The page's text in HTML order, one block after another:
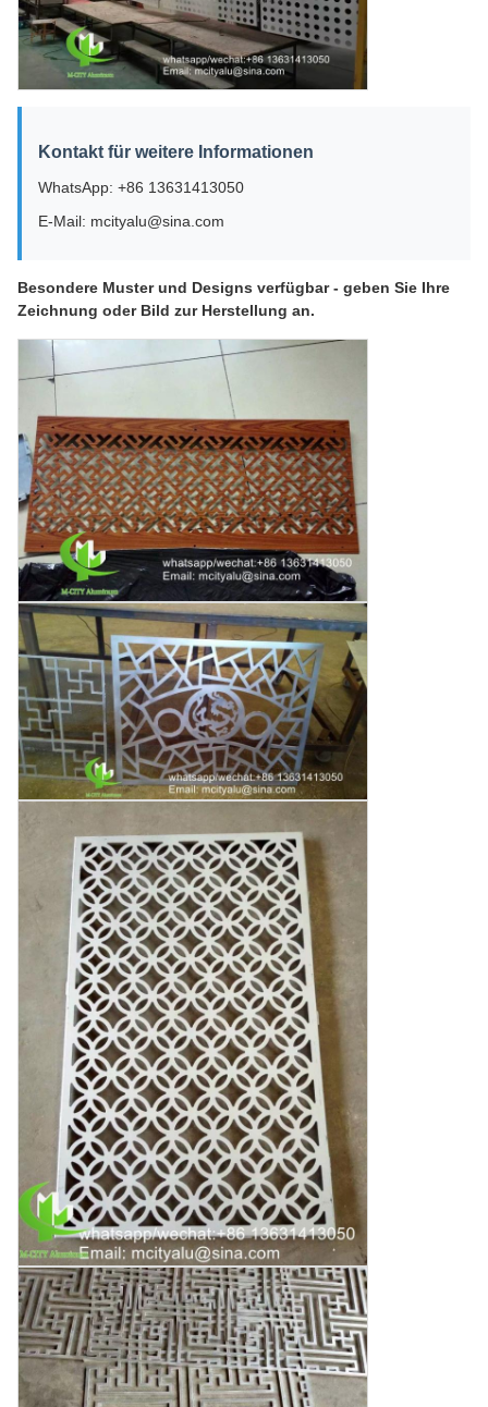
Kontakt für weitere Informationen
WhatsApp: +86 13631413050
E-Mail: mcityalu@sina.com
Besondere Muster und Designs verfügbar - geben Sie Ihre
Zeichnung oder Bild zur Herstellung an.